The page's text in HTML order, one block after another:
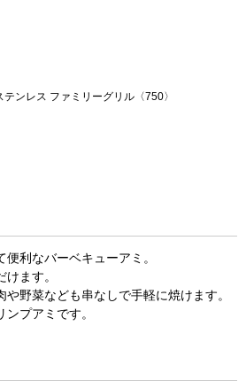
ンレス ファミリーグリル〈750〉
利なバーベキューアミ。
ます。
野菜なども串なしで手軽に焼けます。
プアミです。